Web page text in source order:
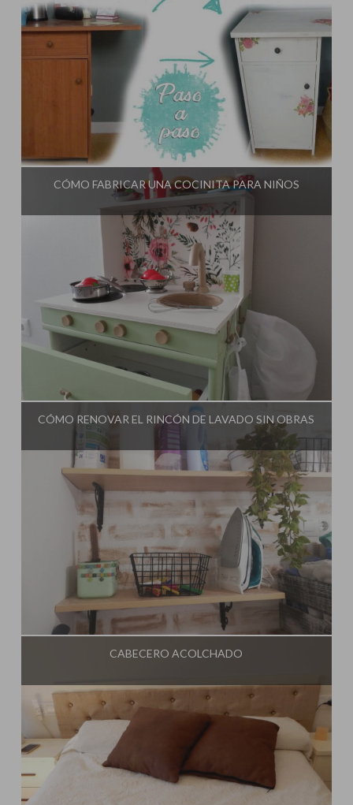
Influencer:El Taller de Ire
CÓMO FABRICAR UNA COCINITA PARA NIÑOS
Influencer:El Taller de Ire
CÓMO RENOVAR EL RINCÓN DE LAVADO SIN OBRAS
Influencer: El Taller de Ire
CABECERO ACOLCHADO